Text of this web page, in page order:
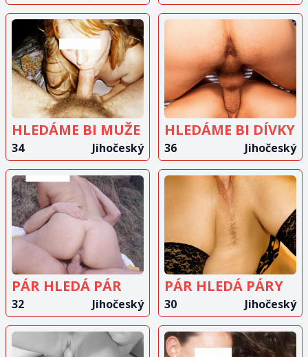
ZOBRAZIT
INZERÁT
HLEDÁME BI MUŽE
34 Jihočeský
ZOBRAZIT
INZERÁT
HLEDÁME BI DÍVKY
36 Jihočeský
ZOBRAZIT
INZERÁT
PÁR HLEDÁ PÁR
32 Jihočeský
ZOBRAZIT
INZERÁT
PÁR HLEDÁ PÁRY
30 Jihočeský